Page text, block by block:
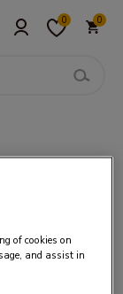
0 0
of cookies on
and assist in